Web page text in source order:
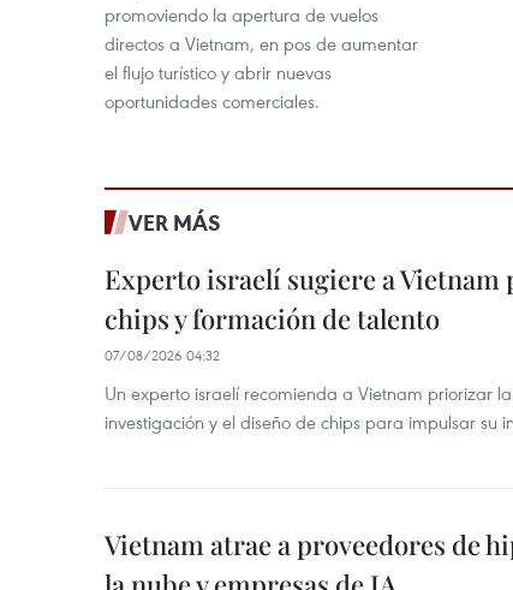
promoviendo la apertura de vuelos
directos a Vietnam, en pos de aumentar
el flujo turístico y abrir nuevas
oportunidades comerciales.
VER MÁS
Experto israelí sugiere a
chips y formación de talento
07/08/2026 04:32
Un experto israelí recomienda a Vietnam priorizar
investigación y el diseño de chips para impulsar su
Vietnam atrae a proveedores de